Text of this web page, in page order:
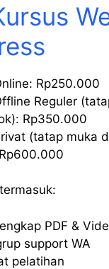
Rp250.000
Reguler
Rp350.000
(tatap muka
PDF &
support WA
pelatihan